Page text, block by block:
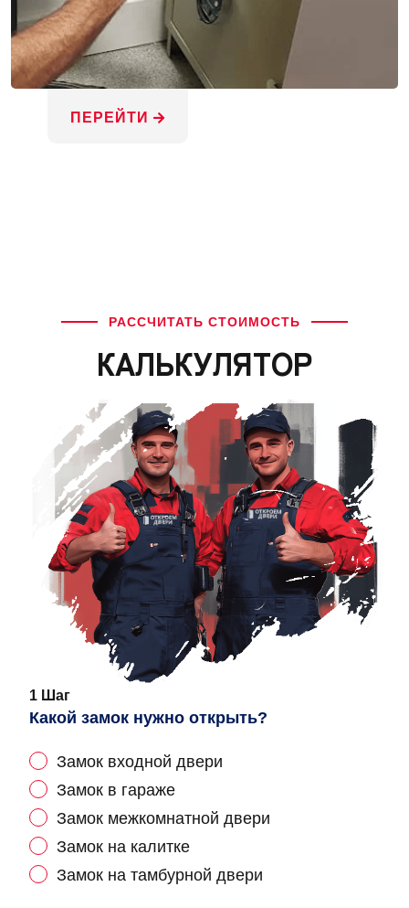
ПЕРЕЙТИ
РАССЧИТАТЬ СТОИМОСТЬ
КАЛЬКУЛЯТОР
1 Шаг
Какой замок нужно открыть?
Замок входной двери
Замок в гараже
Замок межкомнатной двери
Замок на калитке
Замок на тамбурной двери